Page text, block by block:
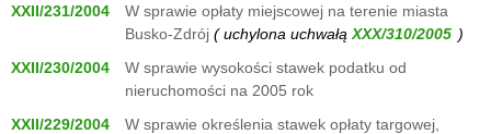
XXII/231/2004
W sprawie opłaty miejscowej na terenie miasta
Busko-Zdrój ( uchylona uchwałą
)
XXII/230/2004
W sprawie wysokości stawek podatku od
nieruchomości na 2005 rok
XXII/229/2004
W sprawie określenia stawek opłaty targowej,